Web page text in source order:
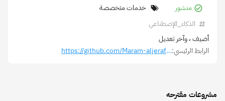
منشور
خدمات متخصصة
الذكاء_الإصطناعي
أضيف، وآخر تعديل
الرابط الرئيسي:https://github.com/Maram-aljeraffi/nexus_ai
مشروعات مقترحه